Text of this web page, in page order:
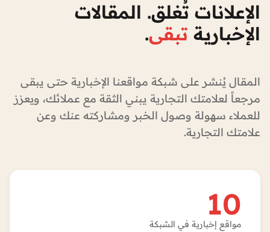
الإعلانات تُغلق. المقالات
الإخبارية تبقى.
المقال يُنشر على شبكة مواقعنا الإخبارية حتى يبقى
مرجعاً لعلامتك التجارية يبني الثقة مع عملائك، ويعزز
للعملاء سهولة وصول الخبر ومشاركته عنك وعن
علامتك التجارية.
10
مواقع إخبارية في الشبكة